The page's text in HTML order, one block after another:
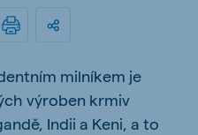
milníkem je
výroben krmiv
Indii a Keni, a to